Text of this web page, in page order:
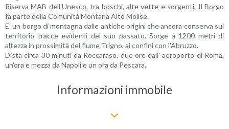
Riserva MAB dell'Unesco, tra boschi, alte vette e sorgenti. Il Borgo
fa parte della Comunità Montana Alto Molise.
E' un borgo di montagna dalle antiche origini che ancora conserva sul
territorio tracce evidenti del suo passato. Sorge a 1200 metri di
altezza in prossimità del fiume Trigno, ai confini con l'Abruzzo.
Dista circa 30 minuti da Roccaraso, due ore dall' aeroporto di Roma,
un'ora e mezza da Napoli e un ora da Pescara.
Informazioni immobile